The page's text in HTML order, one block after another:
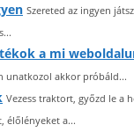
Szereted az ingyen
a mi
unatkozol akkor próbáld...
Vezess traktort, győzd le a
élőlényeket a...